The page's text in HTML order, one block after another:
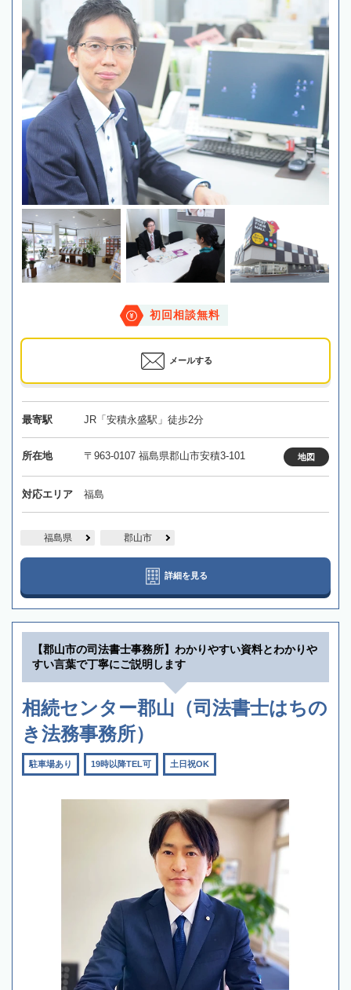
初回相談無料
メールする
最寄駅 JR「安積永盛駅」徒歩2分
所在地 〒963-0107 福島県郡山市安積3-101 地図
対応エリア 福島
福島県 郡山市
詳細を見る
【郡山市の司法書士事務所】わかりやすい資料とわかりや
すい言葉で丁寧にご説明します
相続センター郡山（司法書士はちの
き法務事務所）
駐車場あり 19時以降TEL可 土日祝OK